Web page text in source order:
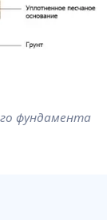
фундамента